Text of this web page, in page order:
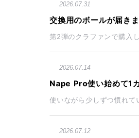
2026.07.31
交換用のボールが届き
第2弾のクラファンで購入
2026.07.14
Nape Pro使い始めて1
使いながら少しずつ慣れ
2026.07.12